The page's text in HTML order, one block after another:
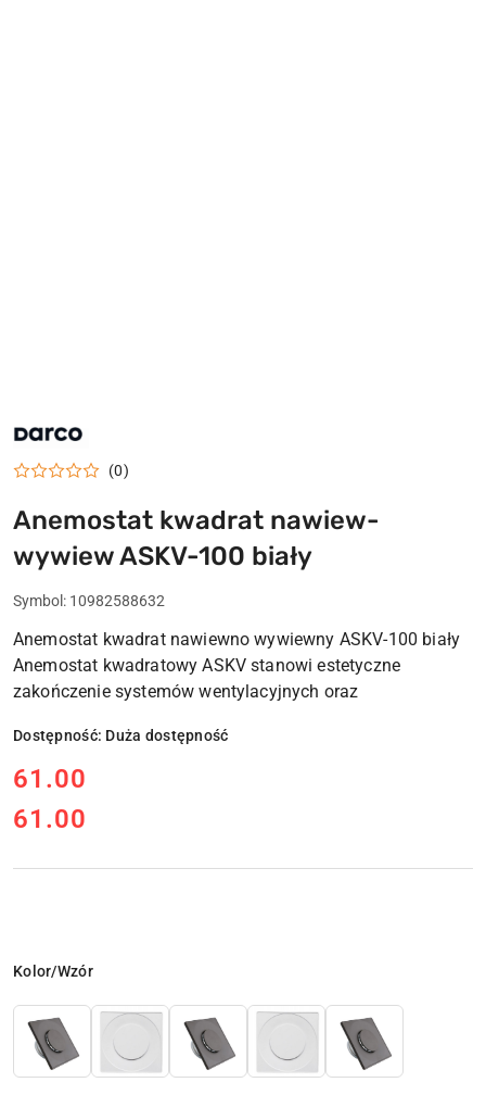
LOGO
DARCO
(0)
Anemostat kwadrat nawiew-
wywiew ASKV-100 biały
Symbol: 10982588632
Anemostat kwadrat nawiewno wywiewny ASKV-100 biały
Anemostat kwadratowy ASKV stanowi estetyczne
zakończenie systemów wentylacyjnych oraz
Dostępność: Duża dostępność
cena:
61.00
Cena:
61.00
Wariant
Kolor/Wzór